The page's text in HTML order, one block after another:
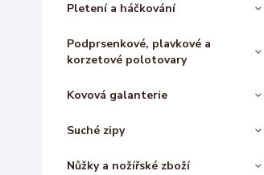
Pletení a háčkování
Podprsenkové, plavkové a
korzetové polotovary
Kovová galanterie
Suché zipy
Nůžky a nožířské zboží